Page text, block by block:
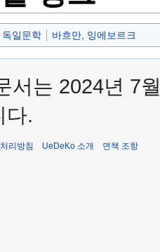
독일문학 바흐만, 잉에보르크
서는 2024년 7
다.
리방침 UeDeKo 소개 면책 조항